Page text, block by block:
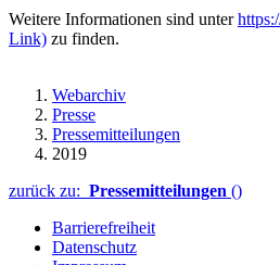
Weitere Informationen sind unter
Link) zu finden.
Webarchiv
Presse
Pressemitteilungen
2019
zurück zu: Pressemitteilungen ()
Barrierefreiheit
Datenschutz